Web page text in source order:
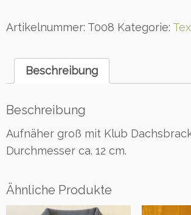
ä
o
m
i
Artikelnummer: T008 Kategorie:
Beschreibung
Beschreibung
Aufnäher groß mit Klub
Durchmesser ca. 12 cm.
Ähnliche Produkte